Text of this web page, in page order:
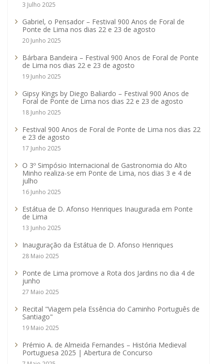
3 Julho 2025
Gabriel, o Pensador – Festival 900 Anos de Foral de
Ponte de Lima nos dias 22 e 23 de agosto
20 Junho 2025
Bárbara Bandeira – Festival 900 Anos de Foral de Ponte
de Lima nos dias 22 e 23 de agosto
19 Junho 2025
Gipsy Kings by Diego Baliardo – Festival 900 Anos de
Foral de Ponte de Lima nos dias 22 e 23 de agosto
18 Junho 2025
Festival 900 Anos de Foral de Ponte de Lima nos dias 22
e 23 de agosto
17 Junho 2025
O 3º Simpósio Internacional de Gastronomia do Alto
Minho realiza-se em Ponte de Lima, nos dias 3 e 4 de
julho
16 Junho 2025
Estátua de D. Afonso Henriques Inaugurada em Ponte
de Lima
13 Junho 2025
Inauguração da Estátua de D. Afonso Henriques
28 Maio 2025
Ponte de Lima promove a Rota dos Jardins no dia 4 de
junho
27 Maio 2025
Recital "Viagem pela Essência do Caminho Português de
Santiago"
19 Maio 2025
Prémio A. de Almeida Fernandes – História Medieval
Portuguesa 2025 | Abertura de Concurso